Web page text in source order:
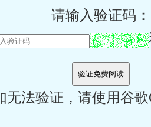
请输入验证码：
法验证，请使用谷歌